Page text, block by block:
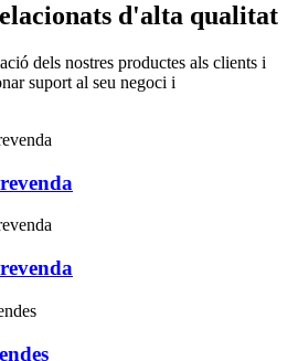
d'alta qualitat
dels nostres productes als clients i
suport al seu negoci i